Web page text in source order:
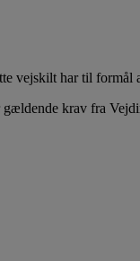
vejskilt har til
krav fra